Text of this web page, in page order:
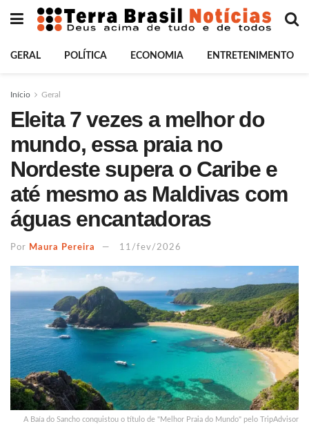
GERAL POLÍTICA ECONOMIA ENTRETENIMENTO
Início Geral
Eleita 7 vezes a melhor do
mundo, essa praia no
Nordeste supera o Caribe e
até mesmo as Maldivas com
águas encantadoras
Por Maura Pereira 11/fev/2026
A Baía do Sancho conquistou o título de "Melhor Praia do Mundo" pelo TripAdvisor